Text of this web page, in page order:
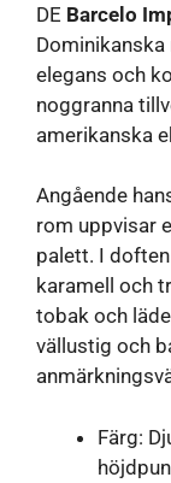
DE Barcelo
Dominikanska
elegans och
noggranna
amerikanska
Angående
rom uppvisar
palett. I
karamell och
tobak och
vällustig och
Färg: